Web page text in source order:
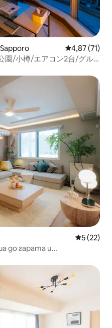
Средна
4,87 (71)
園/小樽/エアコン2台/グル
Средна
5 (22)
до гарата и